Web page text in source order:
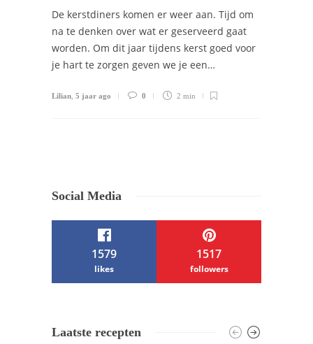
De kerstdiners komen er weer aan. Tijd om
na te denken over wat er geserveerd gaat
worden. Om dit jaar tijdens kerst goed voor
je hart te zorgen geven we je een…
Lilian 5 jaar ago 0 2 min
Social Media
1579
likes
1517
followers
Themes bySilicon Themes . Join us right
Laatste recepten